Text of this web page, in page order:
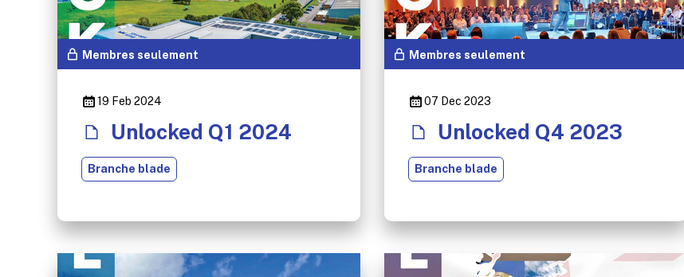
Membres seulement
19 Feb 2024
Unlocked Q1 2024
Branche blade
Membres seulement
07 Dec 2023
Unlocked Q4 2023
Branche blade